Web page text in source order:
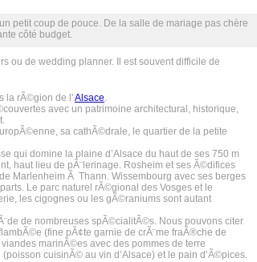
petit coup de pouce. De la salle de mariage pas chère
côté budget.
ou de wedding planner. Il est souvent difficile de
la rÃ©gion de l'Alsace.
avec un patrimoine architectural, historique,
sa cathÃ©drale, le quartier de la petite
qui domine la plaine d’Alsace du haut de ses 750 m
haut lieu de pÃ¨lerinage. Rosheim et ses Ã©difices
Marlenheim Ã Thann. Wissembourg avec ses berges
Le parc naturel rÃ©gional des Vosges et le
les cigognes ou les gÃ©raniums sont autant
de nombreuses spÃ©cialitÃ©s. Nous pouvons citer
(fine pÃ¢te garnie de crÃ¨me fraÃ®che de
marinÃ©es avec des pommes de terre
cuisinÃ© au vin d’Alsace) et le pain d’Ã©pices.